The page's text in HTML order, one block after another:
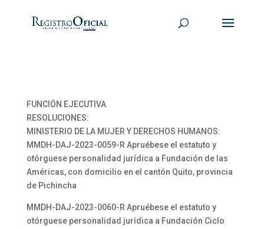
FUNCIÓN EJECUTIVA
RESOLUCIONES:
MINISTERIO DE LA MUJER Y DERECHOS HUMANOS:
MMDH-DAJ-2023-0059-R Apruébese el estatuto y
otórguese personalidad jurídica a Fundación de las
Américas, con domicilio en el cantón Quito, provincia
de Pichincha
MMDH-DAJ-2023-0060-R Apruébese el estatuto y
otórguese personalidad jurídica a Fundación Ciclo